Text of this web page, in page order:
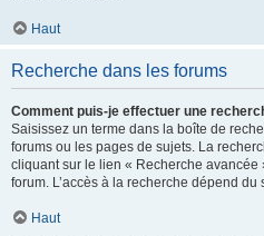
Haut
Recherche dans les forums
Comment puis-je effectuer une
Saisissez un terme dans la boîte de
forums ou les pages de sujets. La
cliquant sur le lien « Recherche
forum. L’accès à la recherche dépend du
Haut